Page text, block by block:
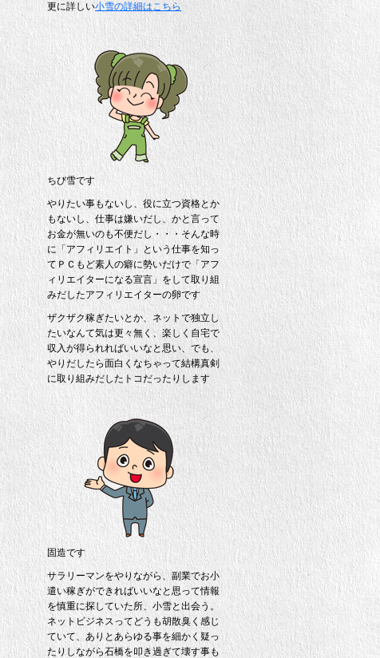
更に詳しい小雪の詳細はこちら
ちび雪です
やりたい事もないし、役に立つ資格とか
もないし、仕事は嫌いだし、かと言って
お金が無いのも不便だし・・・そんな時
に「アフィリエイト」という仕事を知っ
てＰＣもど素人の癖に勢いだけで「アフ
ィリエイターになる宣言」をして取り組
みだしたアフィリエイターの卵です
ザクザク稼ぎたいとか、ネットで独立し
たいなんて気は更々無く、楽しく自宅で
収入が得られればいいなと思い、でも、
やりだしたら面白くなちゃって結構真剣
に取り組みだしたトコだったりします
固造です
サラリーマンをやりながら、副業でお小
遣い稼ぎができればいいなと思って情報
を慎重に探していた所、小雪と出会う。
ネットビジネスってどうも胡散臭く感じ
ていて、ありとあらゆる事を細かく疑っ
たりしながら石橋を叩き過ぎて壊す事も